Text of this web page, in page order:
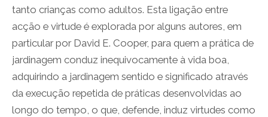
tanto crianças como adultos. Esta ligação entre
acção e virtude é explorada por alguns autores, em
particular por David E. Cooper, para quem a prática de
jardinagem conduz inequivocamente à vida boa,
adquirindo a jardinagem sentido e significado através
da execução repetida de práticas desenvolvidas ao
longo do tempo, o que, defende, induz virtudes como